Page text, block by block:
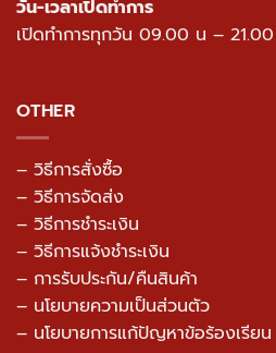
วัน-เวลาเปิดทำการ
เปิดทำการทุกวัน 09.00 น –
OTHER
– วิธีการสั่งซื้อ
– วิธีการจัดส่ง
– วิธีการชำระเงิน
– วิธีการแจ้งชำระเงิน
– การรับประกัน/คืนสินค้า
– นโยบายความเป็นส่วนตัว
– นโยบายการแก้ปัญหาข้อร้องเรียน